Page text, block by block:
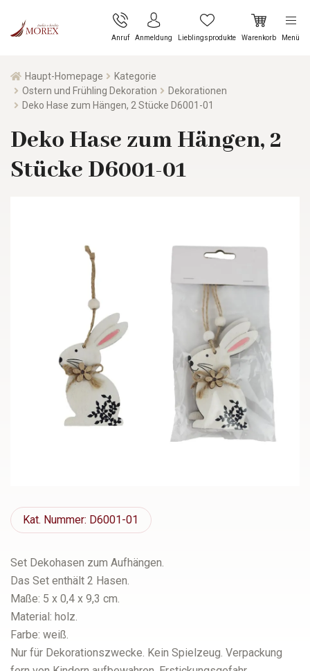
Anruf Anmeldung Lieblingsprodukte Warenkorb Menü
Haupt-Homepage
Kategorie
Ostern und Frühling Dekoration
Dekorationen
Deko Hase zum Hängen, 2 Stücke D6001-01
Deko Hase zum Hängen, 2
Stücke D6001-01
Kat. Nummer: D6001-01
Set Dekohasen zum Aufhängen.
Das Set enthält 2 Hasen.
Maße: 5 x 0,4 x 9,3 cm.
Material: holz.
Farbe: weiß.
Nur für Dekorationszwecke. Kein Spielzeug. Verpackung